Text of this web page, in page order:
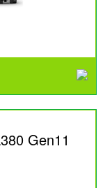
Gen11